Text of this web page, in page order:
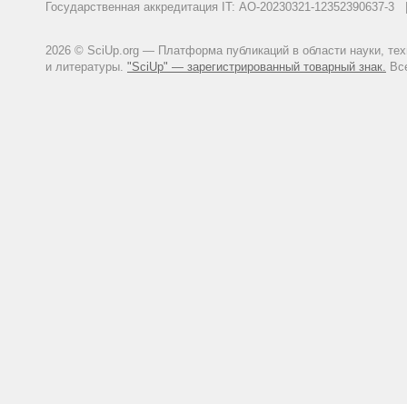
Государственная аккредитация IT: АО-20230321-
2026 © SciUp.org — Платформа публикаций в области науки,
и литературы. "SciUp" — зарегистрированный товарный знак.